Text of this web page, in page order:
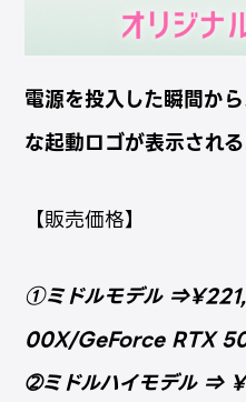
電源を投入した瞬間か
な起動ロゴが表示され
【販売価格】
①ミドルモデル
00X/GeForce RTX
➁ミドルハイモデル⇒